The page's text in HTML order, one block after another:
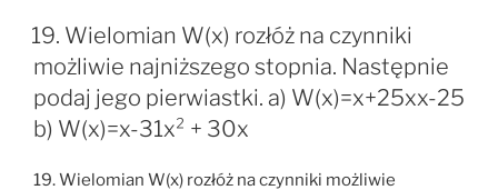
19. Wielomian W(x) rozłóż na czynniki
możliwie najniższego stopnia. Następnie
podaj jego pierwiastki. a) W(x)=x+25xx-25
b) W(x)=x-31x² + 30x
19. Wielomian W(x) rozłóż na czynniki możliwie